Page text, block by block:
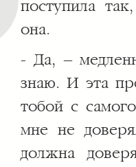
поступила
она.
- Да, –
знаю. И эта
тобой с
мне не
должна